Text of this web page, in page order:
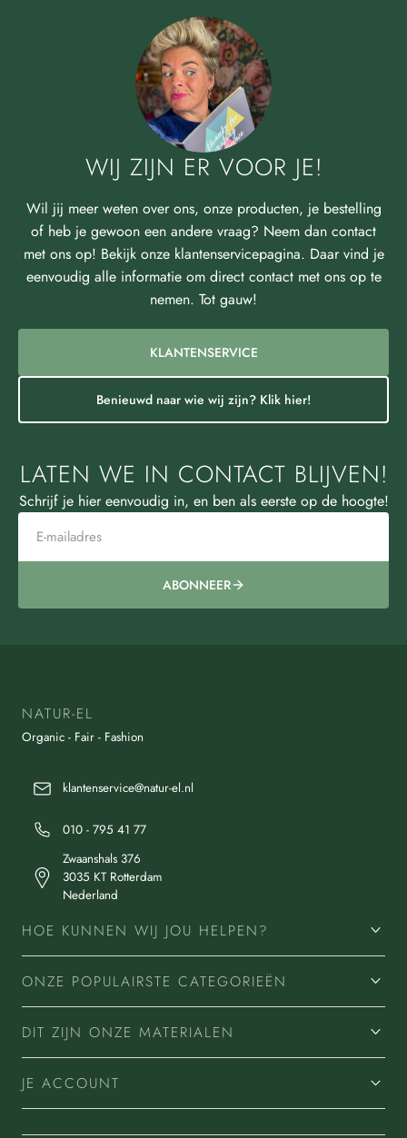
WIJ ZIJN ER VOOR JE!
Wil jij meer weten over ons, onze producten, je bestelling
of heb je gewoon een andere vraag? Neem dan contact
met ons op! Bekijk onze klantenservicepagina. Daar vind je
eenvoudig alle informatie om direct contact met ons op te
nemen. Tot gauw!
KLANTENSERVICE
Benieuwd naar wie wij zijn? Klik hier!
LATEN WE IN CONTACT BLIJVEN!
Schrijf je hier eenvoudig in, en ben als eerste op de hoogte!
ABONNEER
NATUR-EL
Organic - Fair - Fashion
klantenservice@natur-el.nl
010 - 795 41 77
Zwaanshals 376
3035 KT Rotterdam
Nederland
HOE KUNNEN WIJ JOU HELPEN?
ONZE POPULAIRSTE CATEGORIEËN
DIT ZIJN ONZE MATERIALEN
JE ACCOUNT